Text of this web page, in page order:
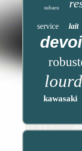
subaru
service lait
lourd
kawasaki